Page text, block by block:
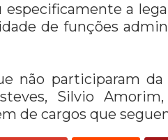
a
de funções
não participaram da
Silvio
de cargos que